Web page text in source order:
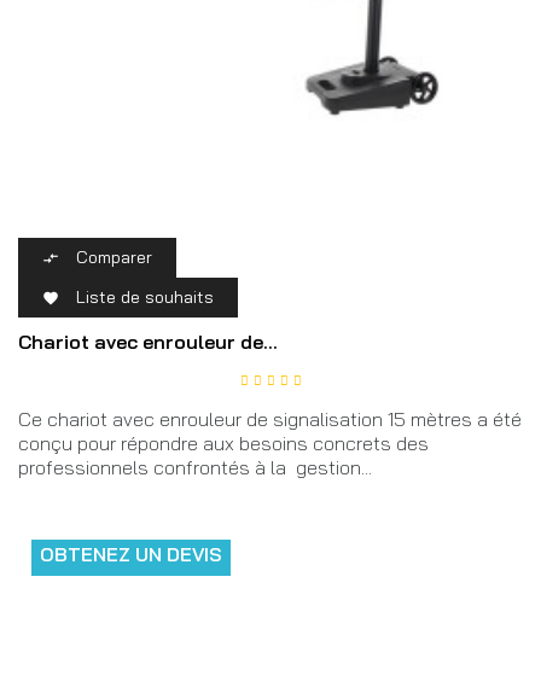
 Comparer
 Liste de souhaits
Chariot avec enrouleur de...
Ce chariot avec enrouleur de signalisation 15 mètres a été
conçu pour répondre aux besoins concrets des
professionnels confrontés à la gestion...
OBTENEZ UN DEVIS